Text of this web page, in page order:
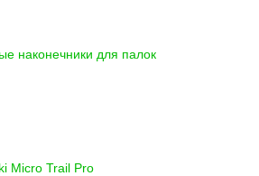
наконечники для палок
Micro Trail Pro